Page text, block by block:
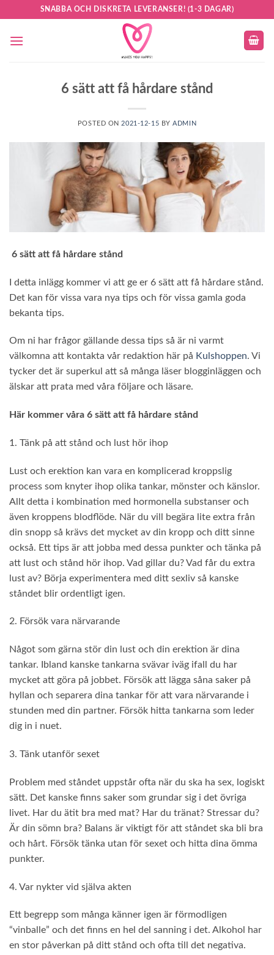
to
content
SNABBA OCH DISKRETA LEVERANSER! (1-3 DAGAR)
6 sätt att få hårdare stånd
POSTED ON 2021-12-15 BYADMIN
6 sätt att få hårdare stånd
I detta inlägg kommer vi att ge er 6 sätt att få hårdare stånd.
Det kan för vissa vara nya tips och för vissa gamla goda
bekanta tips.
Om ni har frågor gällande dessa tips så är ni varmt
välkomna att kontakta vår redaktion här på Kulshoppen. Vi
tycker det är superkul att så många läser blogginläggen och
älskar att prata med våra följare och läsare.
Här kommer våra 6 sätt att få hårdare stånd
1. Tänk på att stånd och lust hör ihop
Lust och erektion kan vara en komplicerad kroppslig
process som knyter ihop olika tankar, mönster och känslor.
Allt detta i kombination med hormonella substanser och
även kroppens blodflöde. När du vill begära lite extra från
din snopp så krävs det mycket av din kropp och ditt sinne
också. Ett tips är att jobba med dessa punkter och tänka på
att lust och stånd hör ihop. Vad gillar du? Vad får du extra
lust av? Börja experimentera med ditt sexliv så kanske
ståndet blir ordentligt igen.
2. Försök vara närvarande
Något som gärna stör din lust och din erektion är dina
tankar. Ibland kanske tankarna svävar iväg ifall du har
mycket att göra på jobbet. Försök att lägga såna saker på
hyllan och separera dina tankar för att vara närvarande i
stunden med din partner. Försök hitta tankarna som leder
dig in i nuet.
3. Tänk utanför sexet
Problem med ståndet uppstår ofta när du ska ha sex, logiskt
sätt. Det kanske finns saker som grundar sig i det övriga
livet. Har du ätit bra med mat? Har du tränat? Stressar du?
Är din sömn bra? Balans är viktigt för att ståndet ska bli bra
och hårt. Försök tänka utan för sexet och hitta dina ömma
punkter.
4. Var nykter vid själva akten
Ett begrepp som många känner igen är förmodligen
“vinballe” och det finns en hel del sanning i det. Alkohol har
en stor påverkan på ditt stånd och ofta till det negativa.